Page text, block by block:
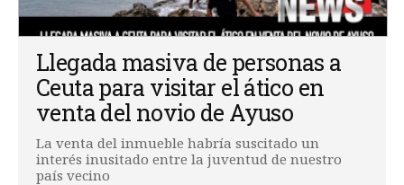
Llegada masiva de personas a
Ceuta para visitar el ático en
venta del novio de Ayuso
La venta del inmueble habría suscitado un
interés inusitado entre la juventud de nuestro
país vecino